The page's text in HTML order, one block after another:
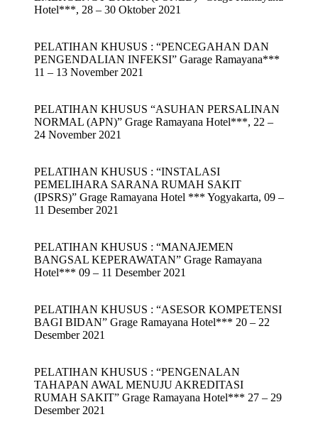
Hotel***, 28 – 30 Oktober 2021
PELATIHAN KHUSUS : “PENCEGAHAN DAN
PENGENDALIAN INFEKSI” Garage Ramayana***
11 – 13 November 2021
PELATIHAN KHUSUS “ASUHAN PERSALINAN
NORMAL (APN)” Grage Ramayana Hotel***, 22 –
24 November 2021
PELATIHAN KHUSUS : “INSTALASI
PEMELIHARA SARANA RUMAH SAKIT
(IPSRS)” Grage Ramayana Hotel *** Yogyakarta, 09 –
11 Desember 2021
PELATIHAN KHUSUS : “MANAJEMEN
BANGSAL KEPERAWATAN” Grage Ramayana
Hotel*** 09 – 11 Desember 2021
PELATIHAN KHUSUS : “ASESOR KOMPETENSI
BAGI BIDAN” Grage Ramayana Hotel*** 20 – 22
Desember 2021
PELATIHAN KHUSUS : “PENGENALAN
TAHAPAN AWAL MENUJU AKREDITASI
RUMAH SAKIT” Grage Ramayana Hotel*** 27 – 29
Desember 2021